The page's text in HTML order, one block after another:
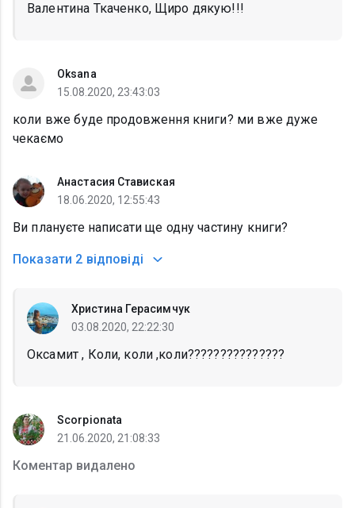
Валентина Ткаченко, Щиро дякую!!!
Oksana
15.08.2020, 23:43:03
коли вже буде продовження книги? ми вже дуже
чекаємо
Анастасия Ставиская
18.06.2020, 12:55:43
Ви плануєте написати ще одну частину книги?
Показати 2 відповіді
Христина Герасимчук
03.08.2020, 22:22:30
Оксамит , Коли, коли ,коли???????????????
Scorpionata
21.06.2020, 21:08:33
Коментар видалено